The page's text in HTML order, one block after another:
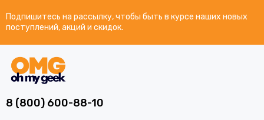
Подпишитесь на рассылку, чтобы быть в курсе наших новых
поступлений, акций и скидок.
8 (800) 600-88-10